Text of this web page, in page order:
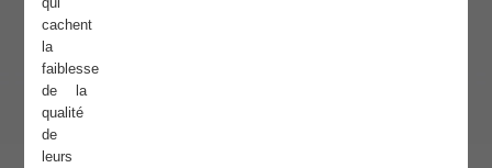
cachent
la
faiblesse
de la
qualité
de
leurs